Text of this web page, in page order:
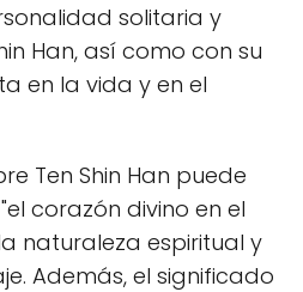
solitaria y
Han, así como con su
en la vida y en el
Ten Shin Han puede
corazón divino en el
naturaleza espiritual y
Además, el significado